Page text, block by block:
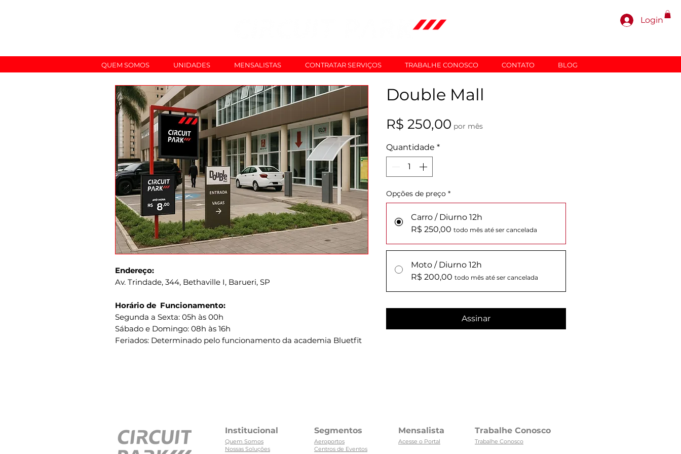
Login
Endereço:
Av. Trindade, 344, Bethaville I, Barueri, SP
Horário de Funcionamento:
Segunda a Sexta: 05h às 00h
Sábado e Domingo: 08h às 16h
Feriados: Determinado pelo funcionamento da academia Bluetfit
Double Mall
R$ 250,00Preço
por mês
Quantidade *
Opções de preço *
Carro / Diurno 12h
R$ 250,00 todo mês até ser cancelada
Moto / Diurno 12h
R$ 200,00 todo mês até ser cancelada
Assinar
QUEM SOMOS UNIDADES MENSALISTAS CONTRATAR SERVIÇOS TRABALHE CONOSCO CONTATO BLOG
Institucional
Quem Somos
Nossas Soluções
Segmentos
Aeroportos
Centros de Eventos
Mensalista
Acesse o Portal
Trabalhe Conosco
Trabalhe Conosco